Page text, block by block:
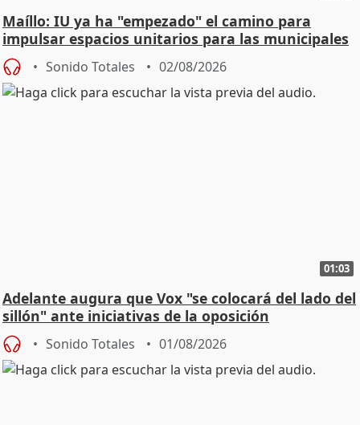
Maíllo: IU ya ha "empezado" el camino para
impulsar espacios unitarios para las municipales
Sonido Totales 02/08/2026
01:03
Adelante augura que Vox "se colocará del lado del
sillón" ante iniciativas de la oposición
Sonido Totales 01/08/2026